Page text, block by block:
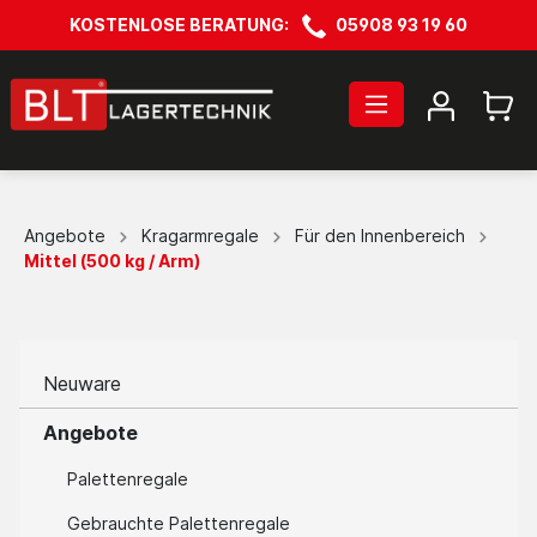
KOSTENLOSE BERATUNG: 05908 93 19 60
Angebote Kragarmregale
Für den Innenbereich
Mittel (500 kg / Arm)
Neuware
Angebote
Palettenregale
Gebrauchte Palettenregale